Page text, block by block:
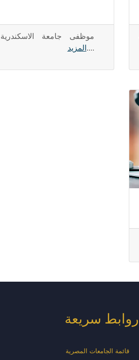
موظفى جامعة الاسكندرية
.... المزيد
روابط سريعة
قائمة الجامعات المصرية